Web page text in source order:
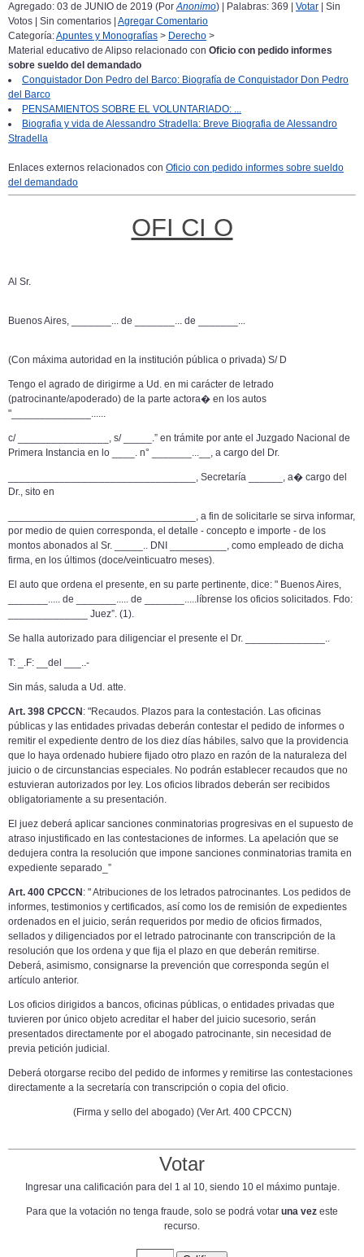
Agregado: 03 de JUNIO de 2019 (PorAnonimo) | Palabras: 369 | Votar | Sin
Votos | Sin comentarios | Agregar Comentario
Categoría:Apuntes y Monografías > Derecho >
Material educativo de Alipso relacionado con Oficio con pedido informes
sobre sueldo del demandado
Conquistador Don Pedro del Barco: Biografía de Conquistador Don Pedro
del Barco
PENSAMIENTOS SOBRE EL VOLUNTARIADO: ...
Biografia y vida de Alessandro Stradella: Breve Biografia de Alessandro
Stradella
Enlaces externos relacionados con Oficio con pedido informes sobre sueldo
del demandado
OFI CI O
Al Sr.
Buenos Aires, _______... de _______... de _______...
(Con máxima autoridad en la institución pública o privada) S/ D
Tengo el agrado de dirigirme a Ud. en mi carácter de letrado
(patrocinante/apoderado) de la parte actora� en los autos
"______________......
c/ ________________, s/ _____.” en trámite por ante el Juzgado Nacional de
Primera Instancia en lo ____. n° _______...__, a cargo del Dr.
, Secretaría ______, a� cargo del
Dr., sito en
_________________________________, a fin de solicitarle se sirva informar,
por medio de quien corresponda, el detalle - concepto e importe - de los
montos abonados al Sr. _____.. DNI __________, como empleado de dicha
firma, en los últimos (doce/veinticuatro meses).
El auto que ordena el presente, en su parte pertinente, dice: " Buenos Aires,
_______..... de _______..... de _______.....líbrense los oficios solicitados. Fdo:
______________ Juez”. (1).
Se halla autorizado para diligenciar el presente el Dr. ______________..
T: _.F: del ___..-
Sin más, saluda a Ud. atte.
Art. 398 CPCCN : "Recaudos. Plazos para la contestación. Las oficinas
públicas y las entidades privadas deberán contestar el pedido de informes o
remitir el expediente dentro de los diez días hábiles, salvo que la providencia
que lo haya ordenado hubiere fijado otro plazo en razón de la naturaleza del
juicio o de circunstancias especiales. No podrán establecer recaudos que no
estuvieran autorizados por ley. Los oficios librados deberán ser recibidos
obligatoriamente a su presentación.
El juez deberá aplicar sanciones conminatorias progresivas en el supuesto de
atraso injustificado en las contestaciones de informes. La apelación que se
dedujera contra la resolución que impone sanciones conminatorias tramita en
expediente separado_”
Art. 400 CPCCN : " Atribuciones de los letrados patrocinantes. Los pedidos de
informes, testimonios y certificados, así como los de remisión de expedientes
ordenados en el juicio, serán requeridos por medio de oficios firmados,
sellados y diligenciados por el letrado patrocinante con transcripción de la
resolución que los ordena y que fija el plazo en que deberán remitirse.
Deberá, asimismo, consignarse la prevención que corresponda según el
artículo anterior.
Los oficios dirigidos a bancos, oficinas públicas, o entidades privadas que
tuvieren por único objeto acreditar el haber del juicio sucesorio, serán
presentados directamente por el abogado patrocinante, sin necesidad de
previa petición judicial.
Deberá otorgarse recibo del pedido de informes y remitirse las contestaciones
directamente a la secretaría con transcripción o copia del oficio.
(Firma y sello del abogado) (VerArt. 400 CPCCN)
Votar
Ingresar una calificación para del 1 al 10, siendo 10 el máximo puntaje.
Para que la votación no tenga fraude, solo se podrá votar una vez este
recurso.